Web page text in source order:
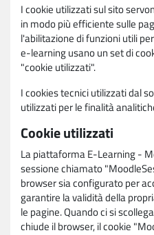
I cookie utilizzati sul sito
in modo più efficiente sulle
l'abilitazione di funzioni utili
e-learning usano un set di
"cookie utilizzati".
I cookies tecnici utilizzati dal
utilizzati per le finalità
Cookie utilizzati
La piattaforma E-Learning -
sessione chiamato
browser sia configurato per
garantire la validità della
le pagine. Quando ci si
chiude il browser, il cookie